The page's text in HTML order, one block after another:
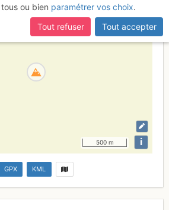
500 m i
GPX KML
ou bien paramétrer vos choix.
Tout refuser
Tout accepter